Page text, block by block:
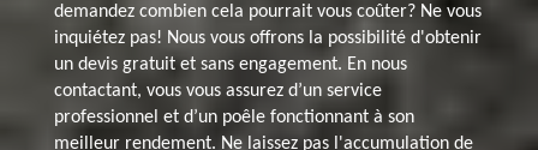
demandez combien cela pourrait vous coûter? Ne vous
inquiétez pas! Nous vous offrons la possibilité d'obtenir
un devis gratuit et sans engagement. En nous
contactant, vous vous assurez d’un service
professionnel et d’un poêle fonctionnant à son
meilleur rendement. Ne laissez pas l'accumulation de